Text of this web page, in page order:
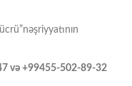
və +99455-502-89-32